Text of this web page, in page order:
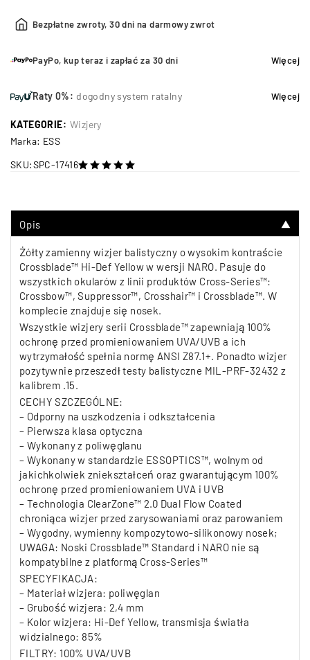
Bezpłatne zwroty, 30 dni na darmowy zwrot
PayPo, kup teraz i zapłać za 30 dni Więcej
Raty 0%: dogodny system ratalny Więcej
KATEGORIE: Wizjery
Marka: ESS
SKU:SPC-17416
Opis ▼
Żółty zamienny wizjer balistyczny o wysokim kontraście
Crossblade™ Hi-Def Yellow w wersji NARO. Pasuje do
wszystkich okularów z linii produktów Cross-Series™:
Crossbow™, Suppressor™, Crosshair™ i Crossblade™. W
komplecie znajduje się nosek.
Wszystkie wizjery serii Crossblade™ zapewniają 100%
ochronę przed promieniowaniem UVA/UVB a ich
wytrzymałość spełnia normę ANSI Z87.1+. Ponadto wizjer
pozytywnie przeszedł testy balistyczne MIL-PRF-32432 z
kalibrem .15.
CECHY SZCZEGÓLNE:
– Odporny na uszkodzenia i odkształcenia
– Pierwsza klasa optyczna
– Wykonany z poliwęglanu
– Wykonany w standardzie ESSOPTICS™, wolnym od
jakichkolwiek zniekształceń oraz gwarantującym 100%
ochronę przed promieniowaniem UVA i UVB
– Technologia ClearZone™ 2.0 Dual Flow Coated
chroniąca wizjer przed zarysowaniami oraz parowaniem
– Wygodny, wymienny kompozytowo-silikonowy nosek;
UWAGA: Noski Crossblade™ Standard i NARO nie są
kompatybilne z platformą Cross-Series™
SPECYFIKACJA:
– Materiał wizjera: poliwęglan
– Grubość wizjera: 2,4 mm
– Kolor wizjera: Hi-Def Yellow, transmisja światła
widzialnego: 85%
FILTRY: 100% UVA/UVB